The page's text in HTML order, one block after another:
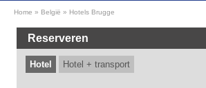
Home België Hotels Brugge
Reserveren
Hotel Hotel + transport